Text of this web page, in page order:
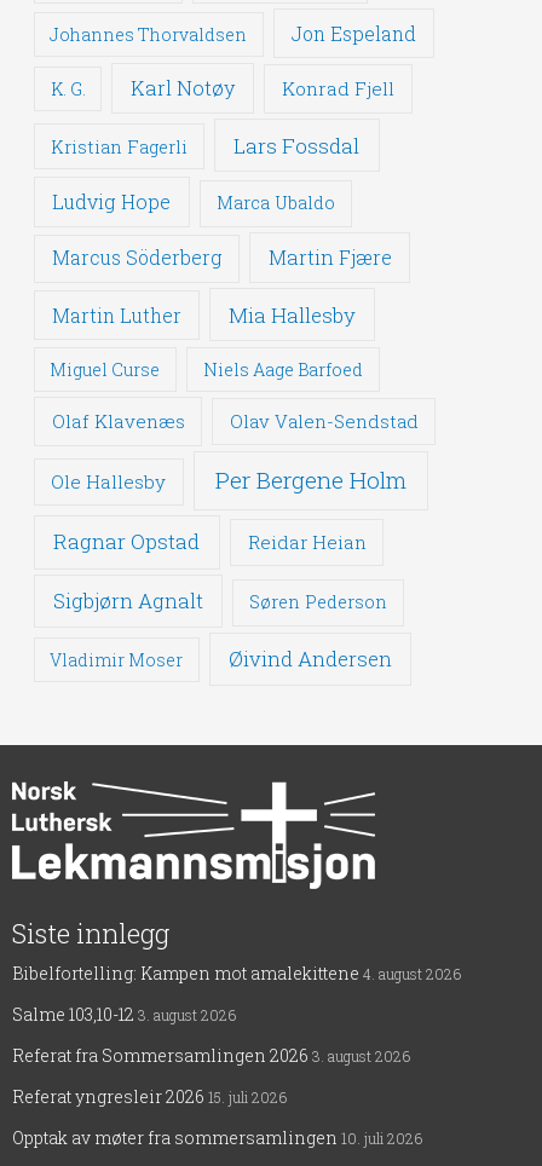
Johannes Thorvaldsen Jon Espeland
K. G. Karl Notøy Konrad Fjell
Kristian Fagerli Lars Fossdal
Ludvig Hope Marca Ubaldo
Marcus Söderberg Martin Fjære
Martin Luther Mia Hallesby
Miguel Curse Niels Aage Barfoed
Olaf Klavenæs Olav Valen-Sendstad
Ole Hallesby Per Bergene Holm
Ragnar Opstad Reidar Heian
Sigbjørn Agnalt Søren Pederson
Vladimir Moser Øivind Andersen
Siste innlegg
Bibelfortelling: Kampen mot amalekittene 4. august 2026
Salme 103,10-12 3. august 2026
Referat fra Sommersamlingen 2026 3. august 2026
Referat yngresleir 2026 15. juli 2026
Opptak av møter fra sommersamlingen 10. juli 2026